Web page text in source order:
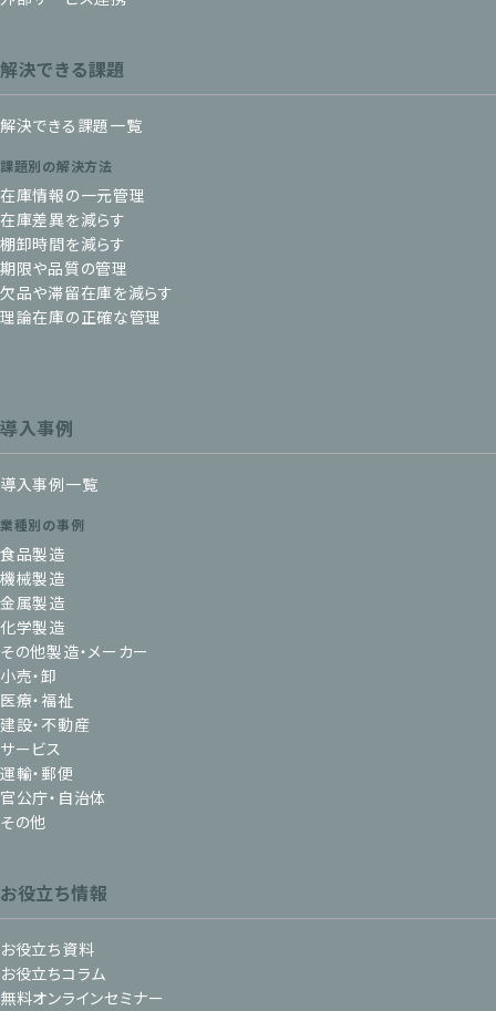
解決できる課題
解決できる課題一覧
課題別の解決方法
在庫情報の一元管理
在庫差異を減らす
棚卸時間を減らす
期限や品質の管理
欠品や滞留在庫を減らす
理論在庫の正確な管理
導入事例
導入事例一覧
業種別の事例
食品製造
機械製造
金属製造
化学製造
その他製造・メーカー
小売・卸
医療・福祉
建設・不動産
サービス
運輸・郵便
官公庁・自治体
その他
お役立ち情報
お役立ち資料
お役立ちコラム
無料オンラインセミナー